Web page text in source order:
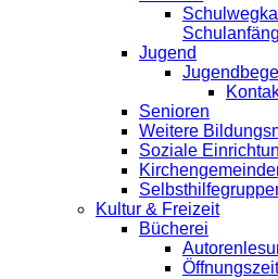
Jugend
Senioren
Weitere
Soziale
Kultur & Freizeit
Bücherei